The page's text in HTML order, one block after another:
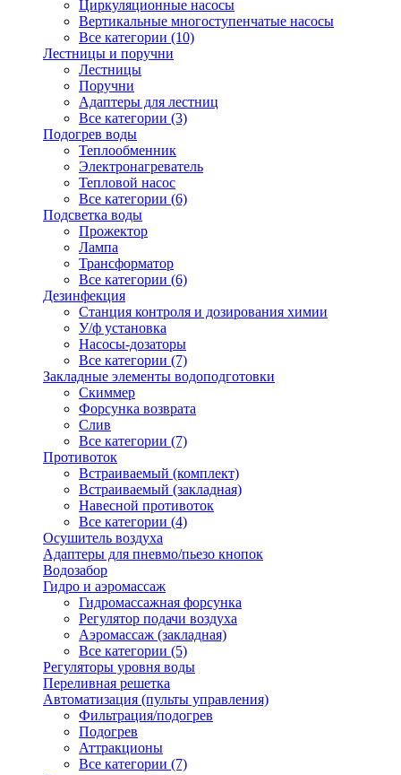
Циркуляционные насосы
Вертикальные многоступенчатые насосы
Все категории (10)
Лестницы и поручни
Лестницы
Поручни
Адаптеры для лестниц
Все категории (3)
Подогрев воды
Теплообменник
Электронагреватель
Тепловой насос
Все категории (6)
Подсветка воды
Прожектор
Лампа
Трансформатор
Все категории (6)
Дезинфекция
Станция контроля и дозирования химии
У/ф установка
Насосы-дозаторы
Все категории (7)
Закладные элементы водоподготовки
Скиммер
Форсунка возврата
Слив
Все категории (7)
Противоток
Встраиваемый (комплект)
Встраиваемый (закладная)
Навесной противоток
Все категории (4)
Осушитель воздуха
Адаптеры для пневмо/пьезо кнопок
Водозабор
Гидро и аэромассаж
Гидромассажная форсунка
Регулятор подачи воздуха
Аэромассаж (закладная)
Все категории (5)
Регуляторы уровня воды
Переливная решетка
Автоматизация (пульты управления)
Фильтрация/подогрев
Подогрев
Аттракционы
Все категории (7)